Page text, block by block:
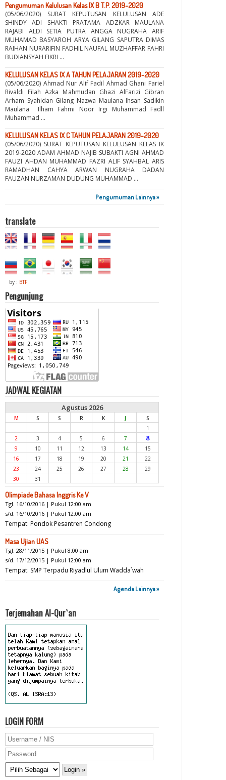
Pengumuman Kelulusan Kelas IX B T.P. 2019-2020
(05/06/2020) SURAT KEPUTUSAN KELULUSAN ADE
SHINDY ADI SHAKTI PRATAMA ADZKAR MAULANA
RAJABI ALDI SETIA PUTRA ANGGA NUGRAHA ARIF
MUHAMAD BASYAROH ARYA GILANG SAPUTRA DIMAS
RAIHAN NURARIFIN FADHIL NAUFAL MUZHAFFAR FAHRI
BUDIANSYAH FIKRI ...
KELULUSAN KELAS IX A TAHUN PELAJARAN 2019-2020
(05/06/2020) Ahmad Nur Alif Fadil Ahmad Ghani Fariel
Rivaldi Filah Azka Mahmudan Ghazi AlFarizi Gibran
Arham Syahidan Gilang Nazwa Maulana Ihsan Sadikin
Maulana Ilham Fahmi Noor Irgi Muhammad Fadll
Muhammad ...
KELULUSAN KELAS IX C TAHUN PELAJARAN 2019-2020
(05/06/2020) SURAT KEPUTUSAN KELULUSAN KELAS IX
2019-2020 ADAM AHMAD NAJIB SUBAKTI AGNI AHMAD
FAUZI AHDAN MUHAMMAD FAZRI ALIF SYAHBAL ARIS
RAMADHAN CAHYA ARWAN NUGRAHA DADAN
FAUZAN NURZAMAN DUDUNG MUHAMMAD ...
Pengumuman Lainnya »
translate
by : BTF
Pengunjung
JADWAL KEGIATAN
Agustus 2026
M S S R K J
S
1
2
3 4 5 6 7 8
9 10 11 12 13 14
15
16
17 18 19 20 21
22
23
24 25 26 27 28
29
30
31
Olimpiade Bahasa Inggris Ke V
Tgl. 16/10/2016 | Pukul 12:00 am
s/d. 16/10/2016 | Pukul 12:00 am
Tempat: Pondok Pesantren Condong
Masa Ujian UAS
Tgl. 28/11/2015 | Pukul 8:00 am
s/d. 17/12/2015 | Pukul 12:00 am
Tempat: SMP Terpadu Riyadlul Ulum Wadda`wah
Agenda Lainnya »
Terjemahan Al-Qur`an
LOGIN FORM